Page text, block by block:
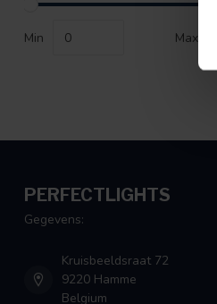
Min Max
PERFECTLIGHTS
Gegevens:
Kruisbeeldsraat 72
9220 Hamme
Belgium